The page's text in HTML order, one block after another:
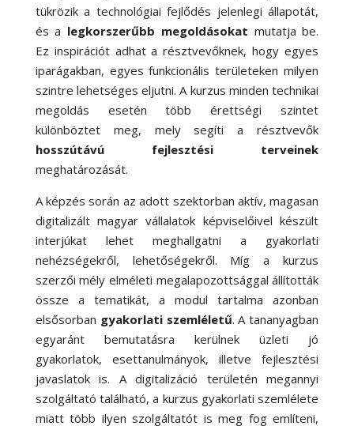
tükrözik a technológiai fejlődés jelenlegi állapotát,
és a legkorszerűbb megoldásokat mutatja be.
Ez inspirációt adhat a résztvevőknek, hogy egyes
iparágakban, egyes funkcionális területeken milyen
szintre lehetséges eljutni. A kurzus minden technikai
megoldás esetén több érettségi szintet
különböztet meg, mely segíti a résztvevők
hosszútávú fejlesztési terveinek
meghatározását.
A képzés során az adott szektorban aktív, magasan
digitalizált magyar vállalatok képviselőivel készült
interjúkat lehet meghallgatni a gyakorlati
nehézségekről, lehetőségekről. Míg a kurzus
szerzői mély elméleti megalapozottsággal állították
össze a tematikát, a modul tartalma azonban
elsősorban gyakorlati szemléletű. A tananyagban
egyaránt bemutatásra kerülnek üzleti jó
gyakorlatok, esettanulmányok, illetve fejlesztési
javaslatok is. A digitalizáció területén megannyi
szolgáltató található, a kurzus gyakorlati szemlélete
miatt több ilyen szolgáltatót is meg fog említeni,